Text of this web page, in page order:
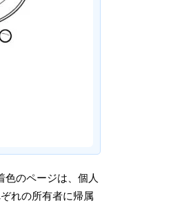
色のページは、個人
れの所有者に帰属